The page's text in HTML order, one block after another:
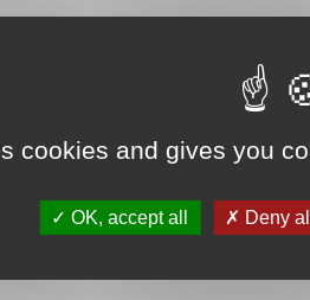
cookies and gives you
OK, accept all Deny